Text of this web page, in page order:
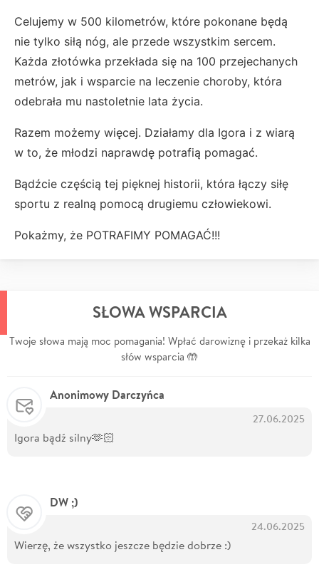
Celujemy w 500 kilometrów, które pokonane będą
nie tylko siłą nóg, ale przede wszystkim sercem.
Każda złotówka przekłada się na 100 przejechanych
metrów, jak i wsparcie na leczenie choroby, która
odebrała mu nastoletnie lata życia.
Razem możemy więcej. Działamy dla Igora i z wiarą
w to, że młodzi naprawdę potrafią pomagać.
Bądźcie częścią tej pięknej historii, która łączy siłę
sportu z realną pomocą drugiemu człowiekowi.
Pokażmy, że POTRAFIMY POMAGAĆ!!!
SŁOWA WSPARCIA
Twoje słowa mają moc pomagania! Wpłać darowiznę i przekaż kilka
słów wsparcia 🤲
Anonimowy Darczyńca
27.06.2025
Igora bądź silny🫶🏻
DW ;)
24.06.2025
Wierzę, że wszystko jeszcze będzie dobrze :)